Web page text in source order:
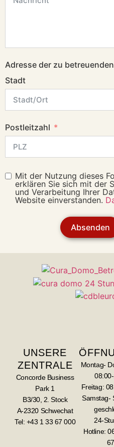
Adresse der zu
Stadt
Postleitzahl
Mit der Nutzung dieses
erklären Sie sich mit der
und Verarbeitung Ihrer
Website einverstanden.
Absenden
UNSERE
ZENTRALE
Concorde Business
Park 1
B3/30, 2. Stock
A-2320 Schwechat
Tel: +43 1 33 67 000
Montag-
Freitag:
Samstag-
24-
Hotline: